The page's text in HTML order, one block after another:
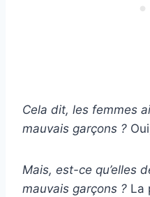
Cela dit, les femmes
mauvais garçons ?
Mais, est-ce qu’elles
mauvais garçons ? La